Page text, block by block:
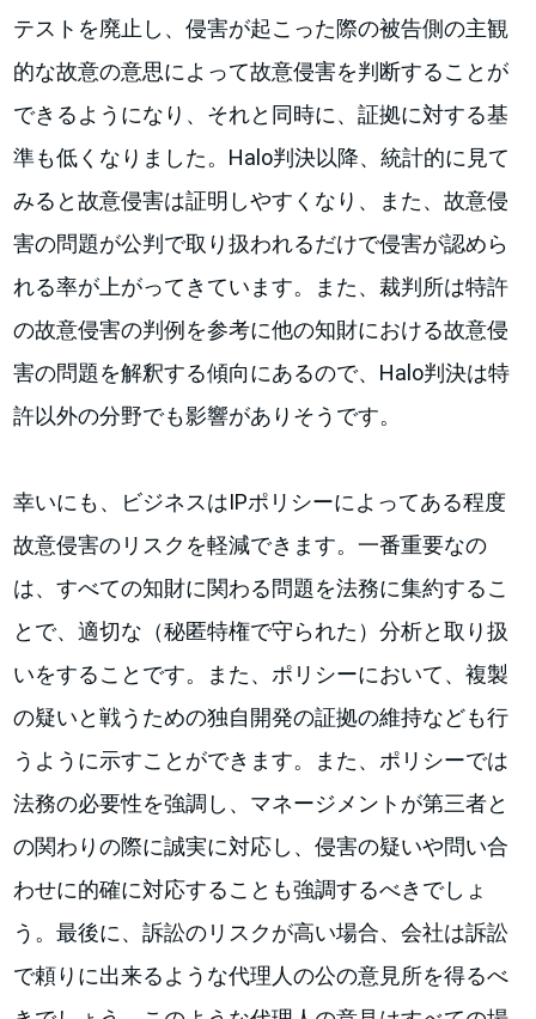
テストを廃止し、侵害が起こった際の被告側の主観
的な故意の意思によって故意侵害を判断することが
できるようになり、それと同時に、証拠に対する基
準も低くなりました。Halo判決以降、統計的に見て
みると故意侵害は証明しやすくなり、また、故意侵
害の問題が公判で取り扱われるだけで侵害が認めら
れる率が上がってきています。また、裁判所は特許
の故意侵害の判例を参考に他の知財における故意侵
害の問題を解釈する傾向にあるので、Halo判決は特
許以外の分野でも影響がありそうです。
幸いにも、ビジネスはIPポリシーによってある程度
故意侵害のリスクを軽減できます。一番重要なの
は、すべての知財に関わる問題を法務に集約するこ
とで、適切な（秘匿特権で守られた）分析と取り扱
いをすることです。また、ポリシーにおいて、複製
の疑いと戦うための独自開発の証拠の維持なども行
うように示すことができます。また、ポリシーでは
法務の必要性を強調し、マネージメントが第三者と
の関わりの際に誠実に対応し、侵害の疑いや問い合
わせに的確に対応することも強調するべきでしょ
う。最後に、訴訟のリスクが高い場合、会社は訴訟
で頼りに出来るような代理人の公の意見所を得るべ